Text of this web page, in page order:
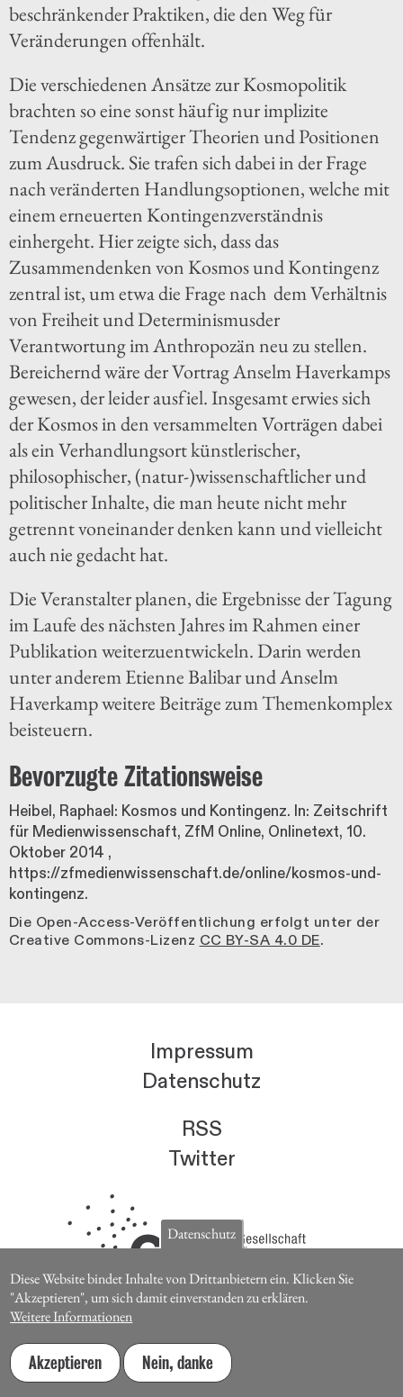
beschränkender Praktiken, die den Weg für
Veränderungen offenhält.
Die verschiedenen Ansätze zur Kosmopolitik
brachten so eine sonst häufig nur implizite
Tendenz gegenwärtiger Theorien und Positionen
zum Ausdruck. Sie trafen sich dabei in der Frage
nach veränderten Handlungsoptionen, welche mit
einem erneuerten Kontingenzverständnis
einhergeht. Hier zeigte sich, dass das
Zusammendenken von Kosmos und Kontingenz
zentral ist, um etwa die Frage nach dem Verhältnis
von Freiheit und Determinismusder
Verantwortung im Anthropozän neu zu stellen.
Bereichernd wäre der Vortrag Anselm Haverkamps
gewesen, der leider ausfiel. Insgesamt erwies sich
der Kosmos in den versammelten Vorträgen dabei
als ein Verhandlungsort künstlerischer,
philosophischer, (natur-)wissenschaftlicher und
politischer Inhalte, die man heute nicht mehr
getrennt voneinander denken kann und vielleicht
auch nie gedacht hat.
Die Veranstalter planen, die Ergebnisse der Tagung
im Laufe des nächsten Jahres im Rahmen einer
Publikation weiterzuentwickeln. Darin werden
unter anderem Etienne Balibar und Anselm
Haverkamp weitere Beiträge zum Themenkomplex
beisteuern.
Bevorzugte Zitationsweise
Heibel, Raphael: Kosmos und Kontingenz. In: Zeitschrift
für Medienwissenschaft, ZfM Online, Onlinetext, 10.
Oktober 2014 ,
https://zfmedienwissenschaft.de/online/kosmos-und-
kontingenz.
Die Open-Access-Veröffentlichung erfolgt unter der
Creative Commons-Lizenz CC BY-SA 4.0 DE.
Impressum
Datenschutz
RSS
Twitter
Mitglieder der Gesellschaft für
Medienwissenschaft erhalten die Zeitschrift für
Medienwissenschaft kostenlos.
Jetzt Mitglied werden
Datenschutz
Diese Website bindet Inhalte von Drittanbietern ein. Klicken Sie
"Akzeptieren", um sich damit einverstanden zu erklären.
Weitere Informationen
Akzeptieren Nein, danke